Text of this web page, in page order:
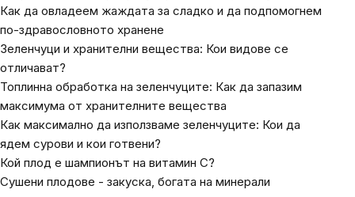
Как да овладеем жаждата за сладко и да подпомогнем
по-здравословното хранене
Зеленчуци и хранителни вещества: Кои видове се
отличават?
Топлинна обработка на зеленчуците: Как да запазим
максимума от хранителните вещества
Как максимално да използваме зеленчуците: Кои да
ядем сурови и кои готвени?
Кой плод е шампионът на витамин C?
Сушени плодове - закуска, богата на минерали